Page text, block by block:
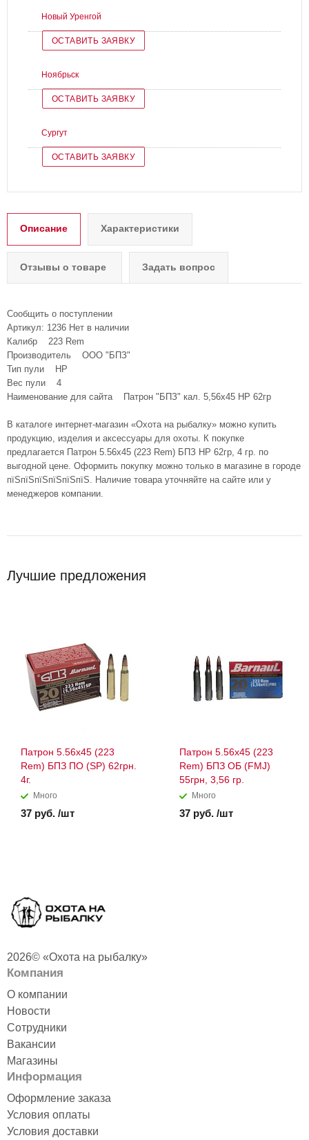
Новый Уренгой
ОСТАВИТЬ ЗАЯВКУ
Ноябрьск
ОСТАВИТЬ ЗАЯВКУ
Сургут
ОСТАВИТЬ ЗАЯВКУ
Описание Характеристики
Отзывы о товаре Задать вопрос
Сообщить о поступлении
Артикул: 1236 Нет в наличии
Калибр 223 Rem
Производитель ООО "БПЗ"
Тип пули HP
Вес пули 4
Наименование для сайта Патрон "БПЗ" кал. 5,56х45 НР 62гр
В каталоге интернет-магазин «Охота на рыбалку» можно купить
продукцию, изделия и аксессуары для охоты. К покупке
предлагается Патрон 5.56x45 (223 Rem) БПЗ НР 62гр, 4 гр. по
выгодной цене. Оформить покупку можно только в магазине в городе
пїЅпїЅпїЅпїЅпїЅпїЅ. Наличие товара уточняйте на сайте или у
менеджеров компании.
Лучшие предложения
Патрон 5.56x45 (223
Rem) БПЗ ПО (SP) 62грн.
4г.
Много
37 руб. /шт
Патрон 5.56x45 (223
Rem) БПЗ ОБ (FMJ)
55грн, 3,56 гр.
Много
37 руб. /шт
2026© «Охота на рыбалку»
Компания
О компании
Новости
Сотрудники
Вакансии
Магазины
Информация
Оформление заказа
Условия оплаты
Условия доставки